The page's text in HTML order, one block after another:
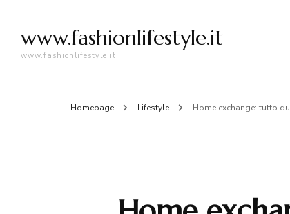
www.fashionlifestyle.it
www.fashionlifestyle.it
Homepage Lifestyle Home exchange: tutto